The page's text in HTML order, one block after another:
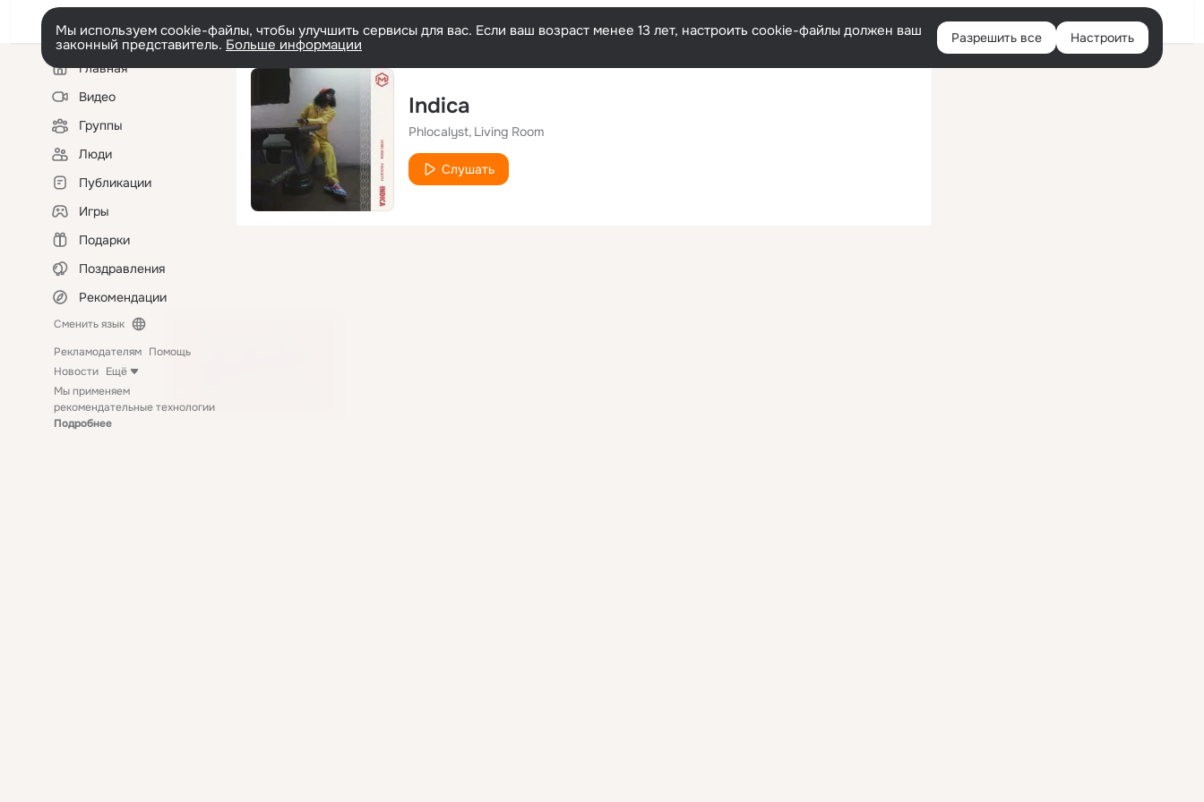
Войти
Мы используем cookie-файлы, чтобы улучшить сервисы для вас. Если ваш возраст менее 13 лет, настроить cookie-файлы должен ваш
законный представитель. Больше информации Разрешить все Настроить
Левая
колонкаГлавная
Видео
Группы
Люди
Публикации
Игры
Подарки
Поздравления
Рекомендации
Сменить язык
Рекламодателям Помощь
Новости Ещё
Мы применяем
рекомендательные технологии
Подробнее
Indica
Phlocalyst Living Room
Слушать